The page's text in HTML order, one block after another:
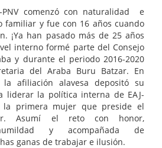
PNV comenzó con naturalidad e
familiar y fue con 16 años cuando
¡Ya han pasado más de 25 años
interno formé parte del Consejo
y durante el periodo 2016-2020
del Araba Buru Batzar. En
afiliación alavesa depositó su
liderar la política interna de EAJ-
la primera mujer que preside el
Asumí el reto con honor,
y acompañada de
ganas de trabajar e ilusión.